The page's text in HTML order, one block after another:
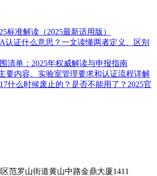
标准解读（2025最新适用版）
认证什么意思？一文读懂两者定义、区别
清单：2025年权威解读与申报指南
要内容、实验室管理要求和认证流程详解
什么时候废止的？是否不能用了？2025官
范罗山街道黄山中路金鼎大厦1411